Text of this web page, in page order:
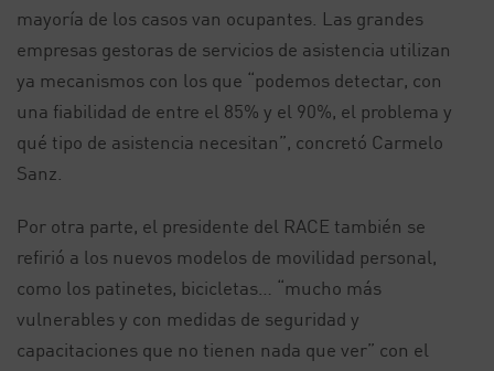
mayoría de los casos van ocupantes. Las grandes
empresas gestoras de servicios de asistencia utilizan
ya mecanismos con los que “podemos detectar, con
una fiabilidad de entre el 85% y el 90%, el problema y
qué tipo de asistencia necesitan”, concretó Carmelo
Sanz.
Por otra parte, el presidente del RACE también se
refirió a los nuevos modelos de movilidad personal,
como los patinetes, bicicletas… “mucho más
vulnerables y con medidas de seguridad y
capacitaciones que no tienen nada que ver” con el